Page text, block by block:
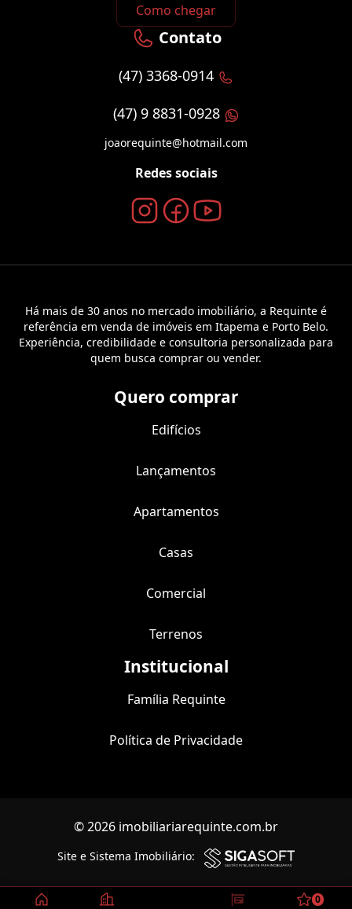
Como chegar
Contato
(47) 3368-0914
(47) 9 8831-0928
joaorequinte@hotmail.com
Redes sociais
Há mais de 30 anos no mercado imobiliário, a Requinte é
referência em venda de imóveis em Itapema e Porto Belo.
Experiência, credibilidade e consultoria personalizada para
quem busca comprar ou vender.
Quero comprar
Edifícios
Lançamentos
Apartamentos
Casas
Comercial
Terrenos
Institucional
Família Requinte
Política de Privacidade
© 2026 imobiliariarequinte.com.br
Site e Sistema Imobiliário:
0